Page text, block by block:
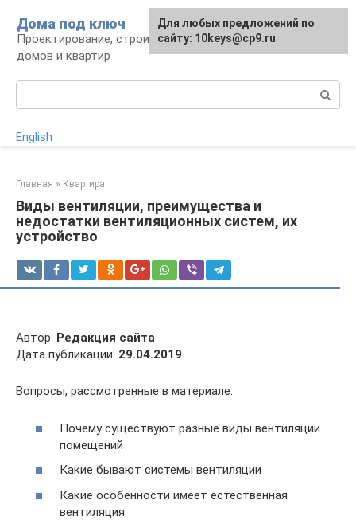
контенту
Дома под ключ
Проектирование, строительство и отделка
домов и квартир
English
Главная » Квартира
Виды вентиляции, преимущества и
недостатки вентиляционных систем, их
устройство
Автор: Редакция сайта
Дата публикации: 29.04.2019
Вопросы, рассмотренные в материале:
Почему существуют разные виды вентиляции
помещений
Какие бывают системы вентиляции
Какие особенности имеет естественная
вентиляция
Для любых предложений по
сайту: 10keys@cp9.ru